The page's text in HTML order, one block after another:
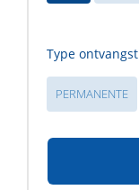
Type ontvangst
PERMANENTE